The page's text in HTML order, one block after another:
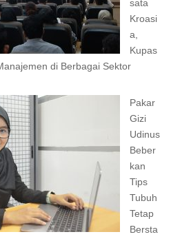
sata
Kroasi
a,
Kupas
di Berbagai Sektor
Pakar
Gizi
Udinus
Beber
kan
Tips
Tubuh
Tetap
Bersta